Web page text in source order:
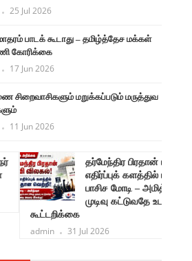
25 Jul 2026
பாடக் கூடாது – தமிழ்த்தேச மக்கள்
கோரிக்கை
17 Jun 2026
சிறைவாசிகளும் மறுக்கப்படும் மருத்துவ
11 Jun 2026
பிரதான் பதவி விலகல்! பாசிச
களத்தில் மகத்தான வெற்றி!
மோடி – அமித்ஷா சிறுகும்பலாட்சிக்கு
கட்டுவதே உடனடி அவசர இலக்கு!